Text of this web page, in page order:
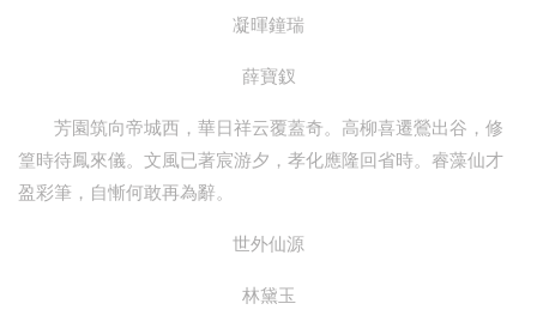
凝暉鐘瑞
薛寶釵
芳園筑向帝城西，華日祥云覆蓋奇。高柳喜遷鶯出谷，修
篁時待鳳來儀。文風已著宸游夕，孝化應隆回省時。睿藻仙才
盈彩筆，自慚何敢再為辭。
世外仙源
林黛玉